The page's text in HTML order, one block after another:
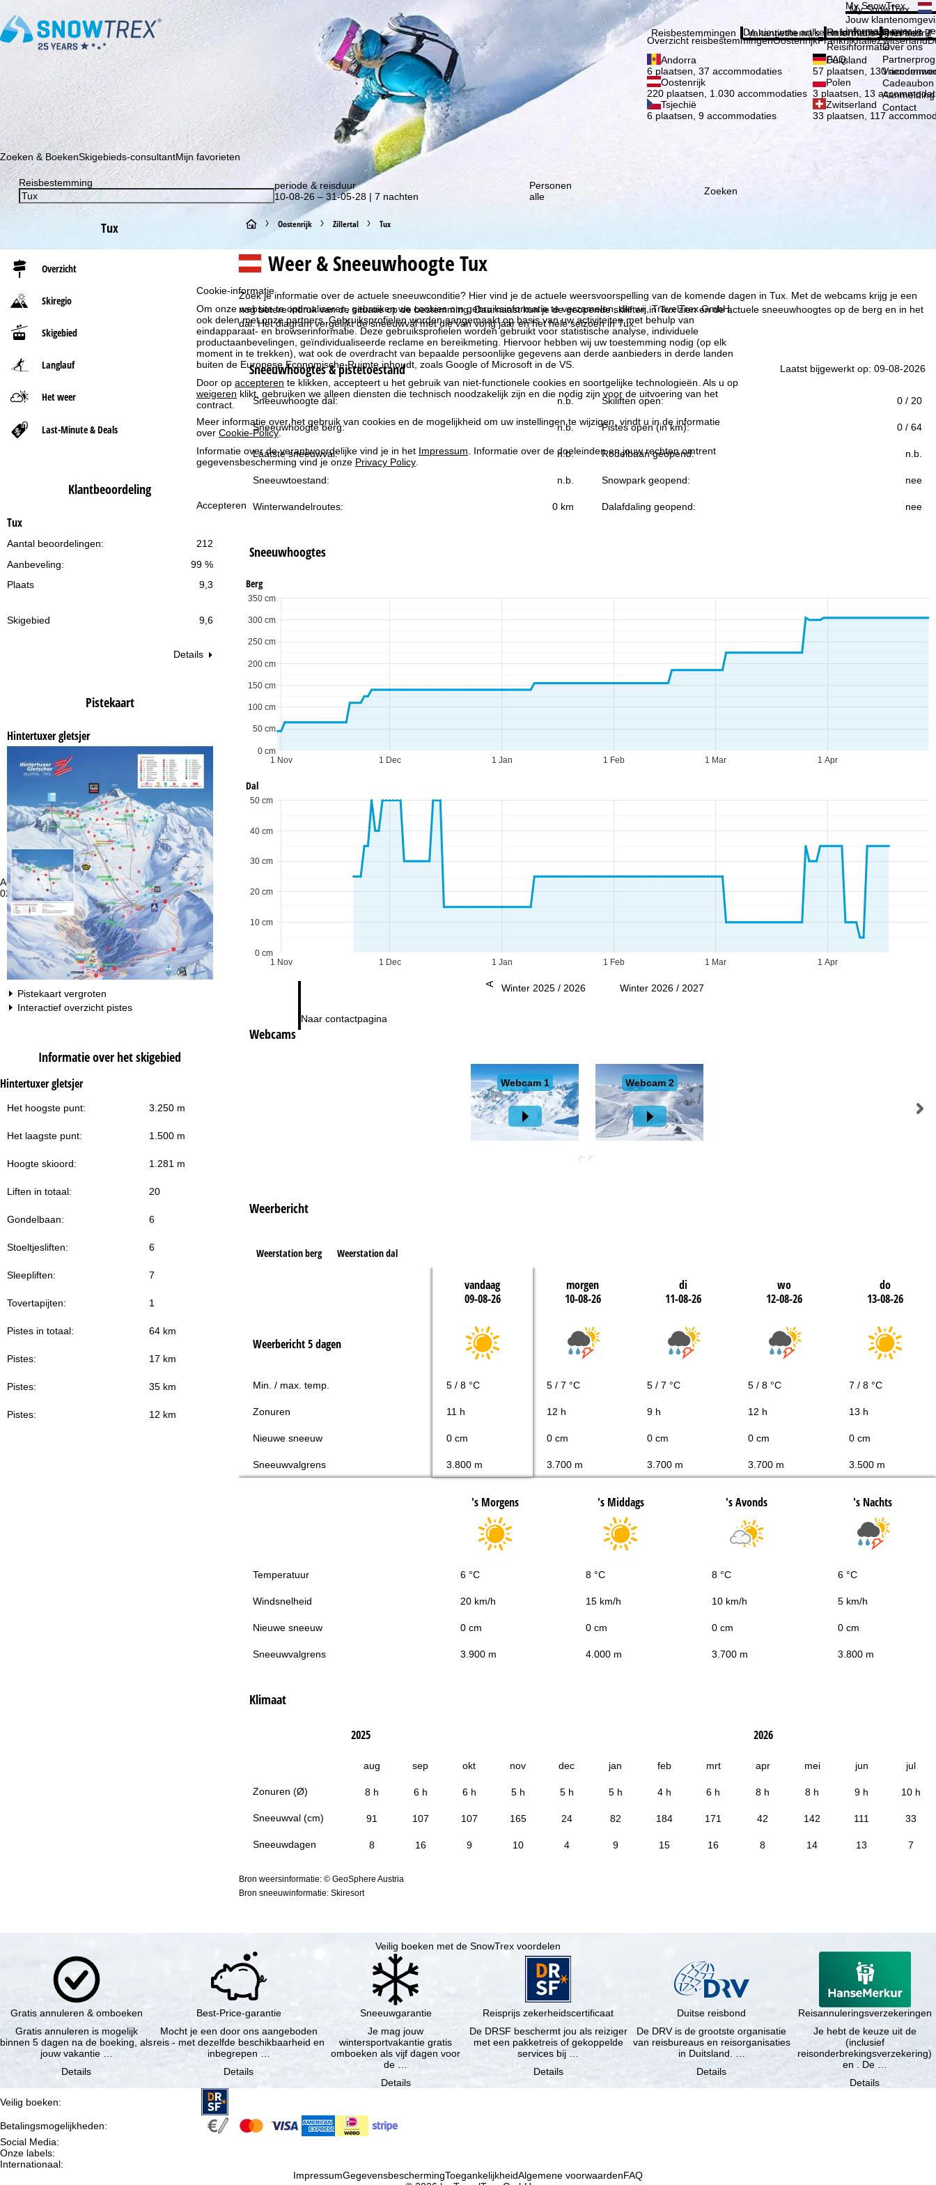
Cookie-informatie
Om onze website te optimaliseren, gebruiken we cookies om gebruiksinformatie te verzamelen, die wij, TravelTrex GmbH,
ook delen met onze partners. Gebruiksprofielen worden aangemaakt op basis van uw activiteiten met behulp van
eindapparaat- en browserinformatie. Deze gebruiksprofielen worden gebruikt voor statistische analyse, individuele
productaanbevelingen, geïndividualiseerde reclame en bereikmeting. Hiervoor hebben wij uw toestemming nodig (op elk
moment in te trekken), wat ook de overdracht van bepaalde persoonlijke gegevens aan derde aanbieders in derde landen
buiten de Europese Economische Ruimte inhoudt, zoals Google of Microsoft in de VS.
Door op accepteren te klikken, accepteert u het gebruik van niet-functionele cookies en soortgelijke technologieën. Als u op
weigeren klikt, gebruiken we alleen diensten die technisch noodzakelijk zijn en die nodig zijn voor de uitvoering van het
contract.
Meer informatie over het gebruik van cookies en de mogelijkheid om uw instellingen te wijzigen, vindt u in de informatie
over Cookie-Policy.
Informatie over de verantwoordelijke vind je in het Impressum. Informatie over de doeleinden en jouw rechten omtrent
gegevensbescherming vind je onze Privacy Policy.
Accepteren
Advies
020 713 9190 of +4922188828373
ma-do:
09:00-17:00
09:00-14:00
Naar contactpagina
Advies
Schrijf je in voor onze nieuwsbrief en wees als eerste op de hoogte van onze kortingsacties!
My SnowTrex
My SnowTrex
Jouw
informatie over je
Reisbestemmingen
Overzicht reisbestemmingenOostenrijkFrankrijkItaliëZwitserland
Andorra
6 plaatsen, 37 accommodaties
Duitsland
57 plaatsen, 130
Oostenrijk
220 plaatsen, 1.030 accommodaties
Polen
3 plaatsen, 13
Tsjechië
6 plaatsen, 9 accommodaties
Zwitserland
33 plaatsen, 117
Vakantiethema's
De nieuwste artikelen in ons magazine
Informatie
Reisinformatie
Reisinformatie
FAQ
Het bedrijf
Over ons
Over ons
Cadeaubon
Contact
Zoeken & BoekenSkigebieds-consultantMijn favorieten
Reisbestemming
periode & reisduur
10-08-26 – 31-05-28 | 7 nachten
Personen
alle
Zoeken
Tux
Overzicht
Skiregio
Skigebied
Langlauf
Het weer
Last-Minute & Deals
Klantbeoordeling
Tux
212
Aantal beoordelingen:
99 %
Aanbeveling:
Plaats
9,3
Skigebied 9,6
Details
Pistekaart
Hintertuxer gletsjer
Pistekaart vergroten
Interactief overzicht pistes
Informatie over het skigebied
Hintertuxer gletsjer
Het hoogste punt: 3.250 m
Het laagste punt: 1.500 m
Hoogte skioord: 1.281 m
Liften in totaal: 20
Gondelbaan: 6
Stoeltjesliften: 6
Sleepliften: 7
Tovertapijten: 1
Pistes in totaal: 64 km
Pistes: 17 km
Pistes: 35 km
Pistes: 12 km
S
t
r
t
p
a
g
i
n
a
Oostenrijk Zillertal Tux
Weer & Sneeuwhoogte Tux
Zoek je informatie over de actuele sneeuwconditie? Hier vind je de actuele weersvoorspelling van de komende dagen in Tux. Met de webcams krijg je een
nog betere indruk van de situatie op de bestemming. Daarnaast kun je de geopende skiliften in Tux zien en de actuele sneeuwhoogtes op de berg en in het
dal. Het diagram vergelijkt de sneeuwval met die van vorig jaar en het hele seizoen in Tux.
Sneeuwhoogtes & pistetoestand Laatst bijgewerkt op: 09-08-2026
Sneeuwhoogte dal: n.b. Skiliften open: 0 / 20
Sneeuwhoogte berg: n.b. Pistes open (in km): 0 / 64
Laatste sneeuwval: n.b. Rodelbaan geopend: n.b.
Sneeuwtoestand: n.b. Snowpark geopend: nee
Winterwandelroutes: 0 km Dalafdaling geopend: nee
Sneeuwhoogtes
Berg
1 Nov 1 Dec 1 Jan 1 Feb 1 Mar 1 Apr
0 cm
50 cm
100 cm
150 cm
200 cm
250 cm
300 cm
350 cm
Dal
1 Nov 1 Dec 1 Jan 1 Feb 1 Mar 1 Apr
0 cm
10 cm
20 cm
30 cm
40 cm
50 cm
Winter 2025 / 2026 Winter 2026 / 2027
Webcams
Weerbericht
Weerstation berg Weerstation dal
vandaag
09-08-26
morgen
10-08-26
di
11-08-26
wo
12-08-26
do
13-08-26
Weerbericht 5 dagen
Min. / max. temp. 5 / 8 °C 5 / 7 °C 5 / 7 °C 5 / 8 °C 7 / 8 °C
Zonuren 11 h 12 h 9 h 12 h 13 h
Nieuwe sneeuw 0 cm 0 cm 0 cm 0 cm 0 cm
Sneeuwvalgrens 3.800 m 3.700 m 3.700 m 3.700 m 3.500 m
's Morgens 's Middags 's Avonds 's Nachts
Temperatuur 6 °C 8 °C 8 °C 6 °C
Windsnelheid 20 km/h 15 km/h 10 km/h 5 km/h
Nieuwe sneeuw 0 cm 0 cm 0 cm 0 cm
Sneeuwvalgrens 3.900 m 4.000 m 3.700 m 3.800 m
Klimaat
Zonuren (Ø)
Sneeuwval (cm)
Sneeuwdagen
2025 2026
aug sep okt nov dec jan feb mrt apr mei jun jul
8 h 6 h 6 h 5 h 5 h 5 h 4 h 6 h 8 h 8 h 9 h 10 h
91 107 107 165 24 82 184 171 42 142 111 33
8 16 9 10 4 9 15 16 8 14 13 7
Bron weersinformatie: © GeoSphere Austria
Bron sneeuwinformatie: Skiresort
Veilig boeken met de SnowTrex voordelen
Gratis annuleren & omboeken
Gratis annuleren is mogelijk
binnen 5 dagen na de boeking, als
jouw vakantie …
Details
Best-Price-garantie
Mocht je een door ons aangeboden
reis - met dezelfde beschikbaarheid en
inbegrepen …
Details
Sneeuwgarantie
Je mag jouw
wintersportvakantie gratis
omboeken als vijf dagen voor
de …
Details
Reisprijs zekerheidscertificaat
De DRSF beschermt jou als reiziger
met een pakketreis of gekoppelde
services bij …
Details
Duitse reisbond
De DRV is de grootste organisatie
van reisbureaus en reisorganisaties
in Duitsland. …
Details
Reisannuleringsverzekeringen
Je hebt de keuze uit de
(inclusief
reisonderbrekingsverzekering)
en . De …
Details
Veilig boeken:
Betalingsmogelijkheden:
Social Media:
Onze labels:
Internationaal:
ImpressumGegevensbeschermingToegankelijkheidAlgemene voorwaardenFAQ